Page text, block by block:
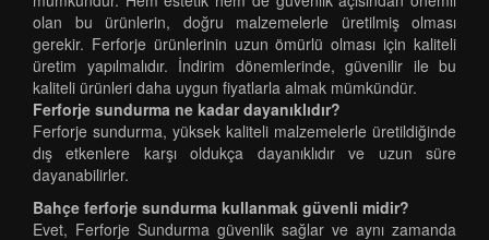
olan bu ürünlerin, doğru malzemelerle üretilmiş olması
gerekir. Ferforje ürünlerinin uzun ömürlü olması için kaliteli
üretim yapılmalıdır. İndirim dönemlerinde, güvenilir ile bu
kaliteli ürünleri daha uygun fiyatlarla almak mümkündür.
Ferforje sundurma ne kadar dayanıklıdır?
Ferforje sundurma, yüksek kaliteli malzemelerle üretildiğinde
dış etkenlere karşı oldukça dayanıklıdır ve uzun süre
dayanabilirler.
Bahçe ferforje sundurma kullanmak güvenli midir?
Evet, Ferforje Sundurma güvenlik sağlar ve aynı zamanda